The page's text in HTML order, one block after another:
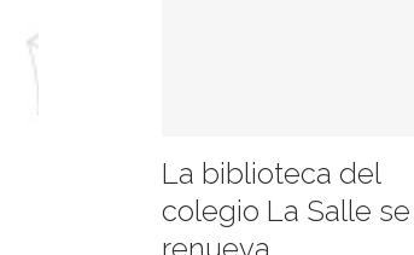
La biblioteca del
colegio La Salle se